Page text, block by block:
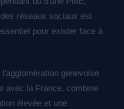
réseaux sociaux est
pour exister face à
genevoise
avec la France, combine
élevée et une